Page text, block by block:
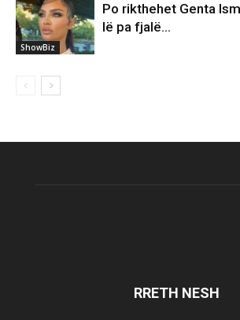
ShowBiz
Po rikthehet Genta
lë pa fjalë…
RRETH NESH